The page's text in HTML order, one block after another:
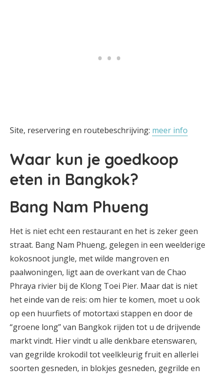
Site, reservering en routebeschrijving: meer info
Waar kun je goedkoop
eten in Bangkok?
Bang Nam Phueng
Het is niet echt een restaurant en het is zeker geen
straat. Bang Nam Phueng, gelegen in een weelderige
kokosnoot jungle, met wilde mangroven en
paalwoningen, ligt aan de overkant van de Chao
Phraya rivier bij de Klong Toei Pier. Maar dat is niet
het einde van de reis: om hier te komen, moet u ook
op een huurfiets of motortaxi stappen en door de
“groene long” van Bangkok rijden tot u de drijvende
markt vindt. Hier vindt u alle denkbare etenswaren,
van gegrilde krokodil tot veelkleurig fruit en allerlei
soorten gesneden, in blokjes gesneden, gegrilde en